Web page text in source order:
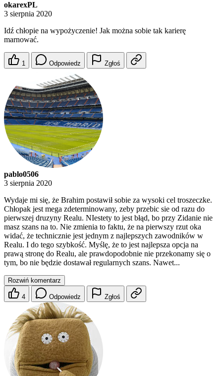
okarexPL
3 sierpnia 2020
Idź chłopie na wypożyczenie! Jak można sobie tak karierę
marnować.
1 Odpowiedz Zgłoś
pablo0506
3 sierpnia 2020
Wydaje mi się, że Brahim postawił sobie za wysoki cel troszeczke.
Chłopak jest mega zdeterminowany, zeby przebic sie od razu do
pierwszej druzyny Realu. NIestety to jest błąd, bo przy Zidanie nie
masz szans na to. Nie zmienia to faktu, że na pierwszy rzut oka
widać, że technicznie jest jednym z najlepszych zawodników w
Realu. I do tego szybkość. Myślę, że to jest najlepsza opcja na
prawą stronę do Realu, ale prawdopodobnie nie przekonamy się o
tym, bo nie będzie dostawał regularnych szans. Nawet...
Rozwiń komentarz
4 Odpowiedz Zgłoś